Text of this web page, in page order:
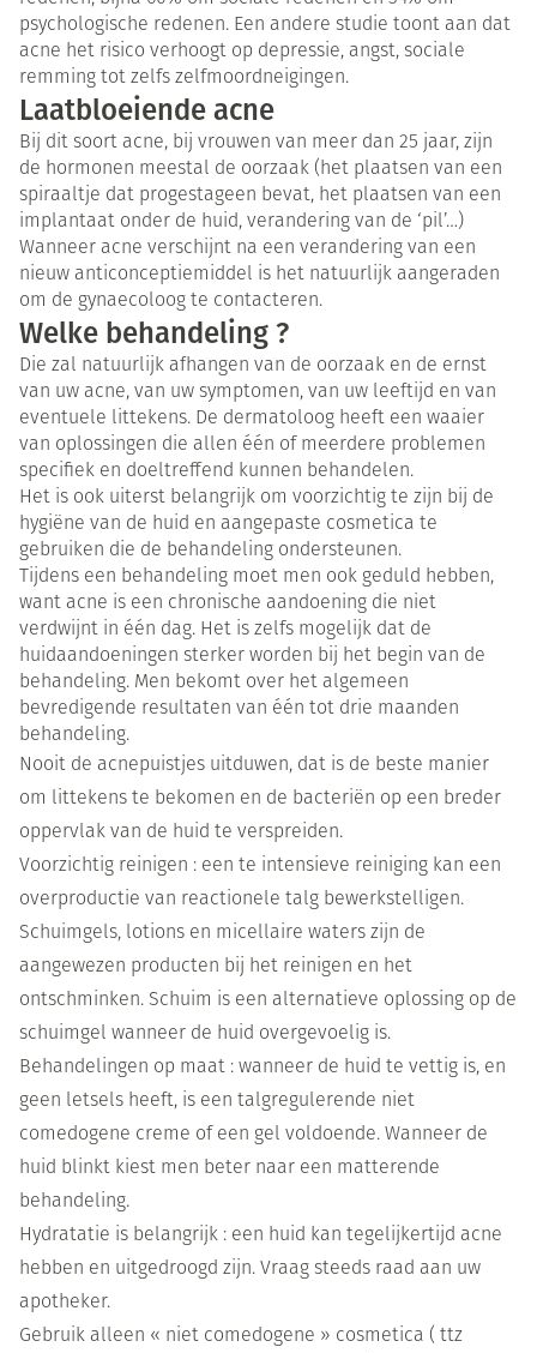
psychologische redenen. Een andere studie toont aan dat
acne het risico verhoogt op depressie, angst, sociale
remming tot zelfs zelfmoordneigingen.
Laatbloeiende acne
Bij dit soort acne, bij vrouwen van meer dan 25 jaar, zijn
de hormonen meestal de oorzaak (het plaatsen van een
spiraaltje dat progestageen bevat, het plaatsen van een
implantaat onder de huid, verandering van de ‘pil’…)
Wanneer acne verschijnt na een verandering van een
nieuw anticonceptiemiddel is het natuurlijk aangeraden
om de gynaecoloog te contacteren.
Welke behandeling ?
Die zal natuurlijk afhangen van de oorzaak en de ernst
van uw acne, van uw symptomen, van uw leeftijd en van
eventuele littekens. De dermatoloog heeft een waaier
van oplossingen die allen één of meerdere problemen
specifiek en doeltreffend kunnen behandelen.
Het is ook uiterst belangrijk om voorzichtig te zijn bij de
hygiëne van de huid en aangepaste cosmetica te
gebruiken die de behandeling ondersteunen.
Tijdens een behandeling moet men ook geduld hebben,
want acne is een chronische aandoening die niet
verdwijnt in één dag. Het is zelfs mogelijk dat de
huidaandoeningen sterker worden bij het begin van de
behandeling. Men bekomt over het algemeen
bevredigende resultaten van één tot drie maanden
behandeling.
Nooit de acnepuistjes uitduwen, dat is de beste manier
om littekens te bekomen en de bacteriën op een breder
oppervlak van de huid te verspreiden.
Voorzichtig reinigen : een te intensieve reiniging kan een
overproductie van reactionele talg bewerkstelligen.
Schuimgels, lotions en micellaire waters zijn de
aangewezen producten bij het reinigen en het
ontschminken. Schuim is een alternatieve oplossing op de
schuimgel wanneer de huid overgevoelig is.
Behandelingen op maat : wanneer de huid te vettig is, en
geen letsels heeft, is een talgregulerende niet
comedogene creme of een gel voldoende. Wanneer de
huid blinkt kiest men beter naar een matterende
behandeling.
Hydratatie is belangrijk : een huid kan tegelijkertijd acne
hebben en uitgedroogd zijn. Vraag steeds raad aan uw
apotheker.
Gebruik alleen « niet comedogene » cosmetica ( ttz